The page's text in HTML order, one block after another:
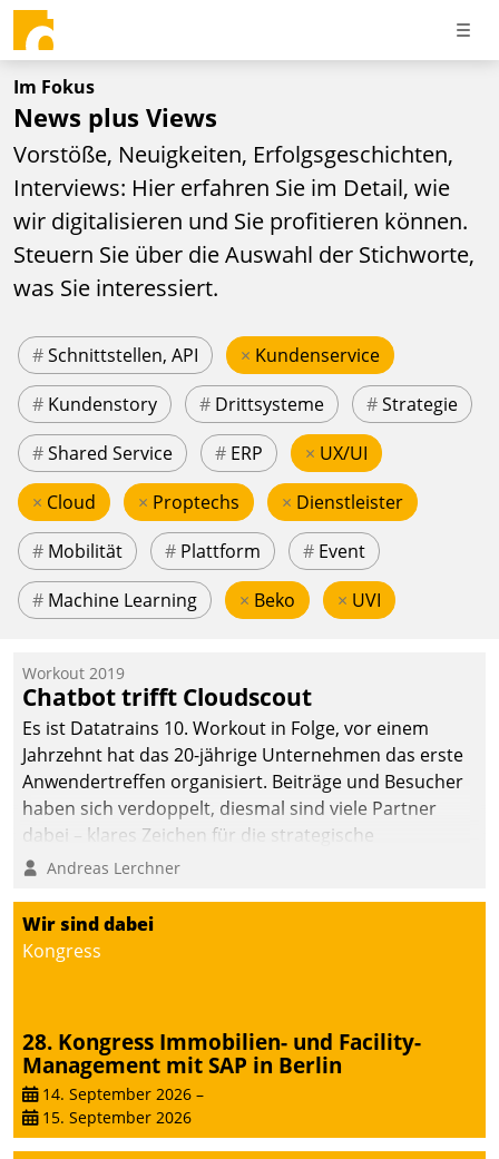
Im Fokus
News plus Views
Vorstöße, Neuigkeiten, Erfolgsgeschichten,
Interviews: Hier erfahren Sie im Detail, wie
wir digitalisieren und Sie profitieren können.
Steuern Sie über die Auswahl der Stichworte,
was Sie interessiert.
#Schnittstellen, API × Kundenservice
# Kundenstory # Drittsysteme #Strategie
#Shared Service # ERP × UX/UI
× Cloud × Proptechs × Dienstleister
# Mobilität # Plattform # Event
# Machine Learning × Beko × UVI
Workout 2019
Chatbot trifft Cloudscout
Es ist Datatrains 10. Workout in Folge, vor einem
Jahrzehnt hat das 20-jährige Unternehmen das erste
Anwendertreffen organisiert. Beiträge und Besucher
haben sich verdoppelt, diesmal sind viele Partner
dabei – klares Zeichen für die strategische
Fokussierung auf den Kunden.
Andreas Lerchner
Wir sind dabei
Kongress
28. Kongress Immobilien- und Facility-
Management mit SAP in Berlin
14. September 2026 –
15. September 2026